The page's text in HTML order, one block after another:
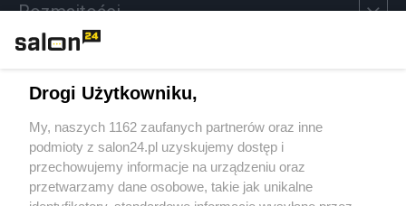
Rozmaitości
Sport
Społeczeństwo
Drogi Użytkowniku,
My, naszych 1162 zaufanych partnerów oraz inne
podmioty z salon24.pl uzyskujemy dostęp i
przechowujemy informacje na urządzeniu oraz
przetwarzamy dane osobowe, takie jak unikalne